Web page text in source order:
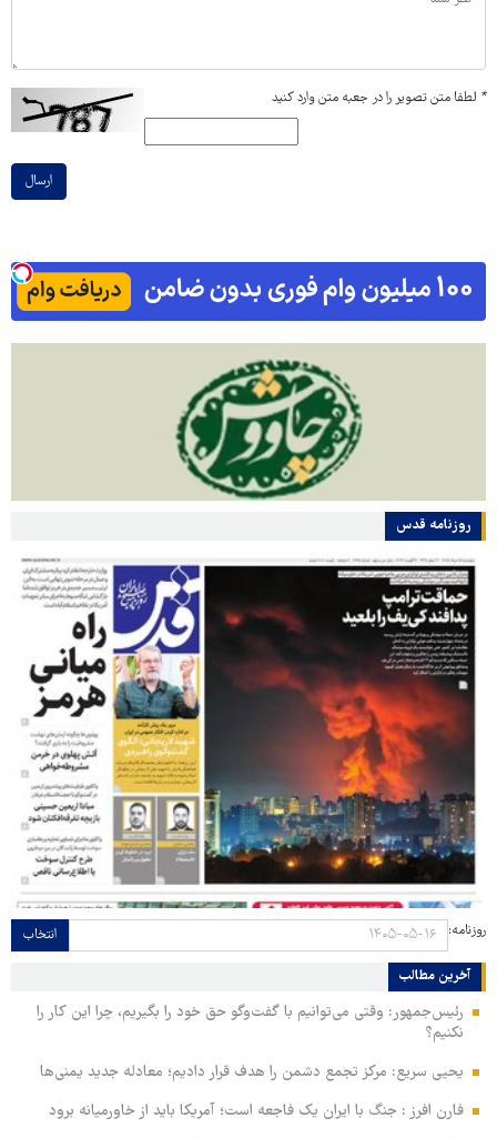
* لطفا متن تصویر را در جعبه متن وارد کنید
ارسال
روزنامه قدس
روزنامه: انتخاب
آخرین مطالب
رئیس‌جمهور: وقتی می‌توانیم با گفت‌وگو حق خود را بگیریم، چرا این کار را
نکنیم؟
یحیی سریع: مرکز تجمع دشمن را هدف قرار دادیم؛ معادله جدید یمنی‌ها
فارن افرز : جنگ با ایران یک فاجعه است؛ آمریکا باید از خاورمیانه برود